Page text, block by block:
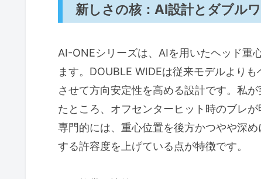
総合判定と根拠
選び方と比較ポイント：長さ（33
長さ（33インチ）の選び方
シャフト素材（STROKE LAB
ピンタイプ（クランクホー
購入前の注意点（デメリット・サイ
新しさの核：AI設計とダブル
AI-ONEシリーズは、AIを用いたヘッド重
ます。DOUBLE WIDEは従来モデルより
させて方向安定性を高める設計です。私
たところ、オフセンターヒット時のブレ
専門的には、重心位置を後方かつやや深
する許容度を上げている点が特徴です。